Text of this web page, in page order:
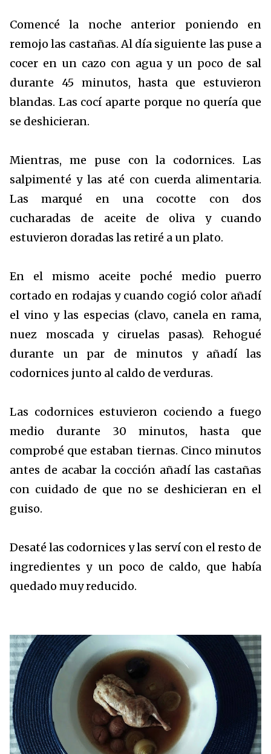
Comencé la noche anterior poniendo en
remojo las castañas. Al día siguiente las puse a
cocer en un cazo con agua y un poco de sal
durante 45 minutos, hasta que estuvieron
blandas. Las cocí aparte porque no quería que
se deshicieran.
Mientras, me puse con la codornices. Las
salpimenté y las até con cuerda alimentaria.
Las marqué en una cocotte con dos
cucharadas de aceite de oliva y cuando
estuvieron doradas las retiré a un plato.
En el mismo aceite poché medio puerro
cortado en rodajas y cuando cogió color añadí
el vino y las especias (clavo, canela en rama,
nuez moscada y ciruelas pasas). Rehogué
durante un par de minutos y añadí las
codornices junto al caldo de verduras.
Las codornices estuvieron cociendo a fuego
medio durante 30 minutos, hasta que
comprobé que estaban tiernas. Cinco minutos
antes de acabar la cocción añadí las castañas
con cuidado de que no se deshicieran en el
guiso.
Desaté las codornices y las serví con el resto de
ingredientes y un poco de caldo, que había
quedado muy reducido.